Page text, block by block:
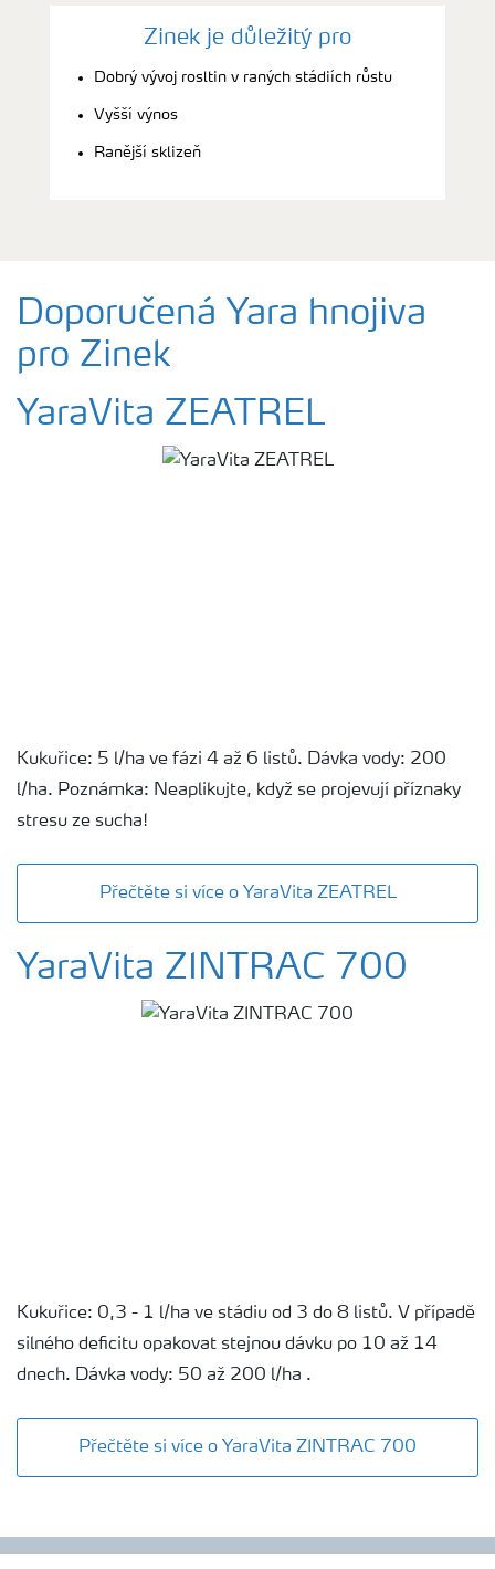
Zinek je důležitý pro
Dobrý vývoj rosltin v raných stádiích růstu
Vyšší výnos
Ranější sklizeň
Doporučená Yara hnojiva
pro Zinek
YaraVita ZEATREL
Kukuřice: 5 l/ha ve fázi 4 až 6 listů. Dávka vody: 200
l/ha. Poznámka: Neaplikujte, když se projevují příznaky
stresu ze sucha!
Přečtěte si více o YaraVita ZEATREL
YaraVita ZINTRAC 700
Kukuřice: 0,3 - 1 l/ha ve stádiu od 3 do 8 listů. V případě
silného deficitu opakovat stejnou dávku po 10 až 14
dnech. Dávka vody: 50 až 200 l/ha .
Přečtěte si více o YaraVita ZINTRAC 700